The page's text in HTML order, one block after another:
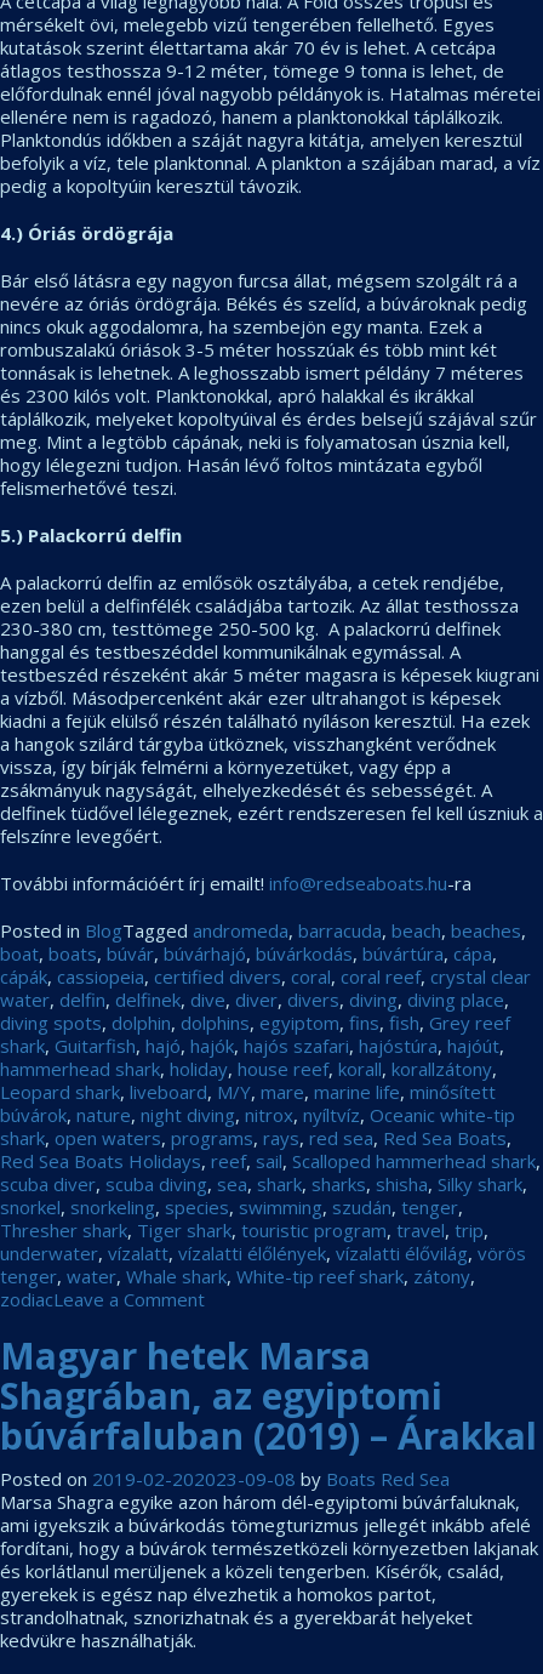
mérsékelt övi, melegebb vizű tengerében fellelhető. Egyes
kutatások szerint élettartama akár 70 év is lehet. A cetcápa
átlagos testhossza 9-12 méter, tömege 9 tonna is lehet, de
előfordulnak ennél jóval nagyobb példányok is. Hatalmas méretei
ellenére nem is ragadozó, hanem a planktonokkal táplálkozik.
Planktondús időkben a száját nagyra kitátja, amelyen keresztül
befolyik a víz, tele planktonnal. A plankton a szájában marad, a víz
pedig a kopoltyúin keresztül távozik.
4.) Óriás ördögrája
Bár első látásra egy nagyon furcsa állat, mégsem szolgált rá a
nevére az óriás ördögrája. Békés és szelíd, a búvároknak pedig
nincs okuk aggodalomra, ha szembejön egy manta. Ezek a
rombuszalakú óriások 3-5 méter hosszúak és több mint két
tonnásak is lehetnek. A leghosszabb ismert példány 7 méteres
és 2300 kilós volt. Planktonokkal, apró halakkal és ikrákkal
táplálkozik, melyeket kopoltyúival és érdes belsejű szájával szűr
meg. Mint a legtöbb cápának, neki is folyamatosan úsznia kell,
hogy lélegezni tudjon. Hasán lévő foltos mintázata egyből
felismerhetővé teszi.
5.) Palackorrú delfin
A palackorrú delfin az emlősök osztályába, a cetek rendjébe,
ezen belül a delfinfélék családjába tartozik. Az állat testhossza
230-380 cm, testtömege 250-500 kg. A palackorrú delfinek
hanggal és testbeszéddel kommunikálnak egymással. A
testbeszéd részeként akár 5 méter magasra is képesek kiugrani
a vízből. Másodpercenként akár ezer ultrahangot is képesek
kiadni a fejük elülső részén található nyíláson keresztül. Ha ezek
a hangok szilárd tárgyba ütköznek, visszhangként verődnek
vissza, így bírják felmérni a környezetüket, vagy épp a
zsákmányuk nagyságát, elhelyezkedését és sebességét. A
delfinek tüdővel lélegeznek, ezért rendszeresen fel kell úszniuk a
felszínre levegőért.
További információért írj emailt! info@redseaboats.hu-ra
Posted in BlogTagged andromeda, barracuda, beach, beaches,
boat, boats, búvár, búvárhajó, búvárkodás, búvártúra, cápa,
cápák, cassiopeia, certified divers, coral, coral reef, crystal clear
water, delfin, delfinek, dive, diver, divers, diving, diving place,
diving spots, dolphin, dolphins, egyiptom, fins, fish, Grey reef
shark, Guitarfish, hajó, hajók, hajós szafari, hajóstúra, hajóút,
hammerhead shark, holiday, house reef, korall, korallzátony,
Leopard shark, liveboard, M/Y, mare, marine life, minősített
búvárok, nature, night diving, nitrox, nyíltvíz, Oceanic white-tip
shark, open waters, programs, rays, red sea, Red Sea Boats,
Red Sea Boats Holidays, reef, sail, Scalloped hammerhead shark,
scuba diver, scuba diving, sea, shark, sharks, shisha, Silky shark,
snorkel, snorkeling, species, swimming, szudán, tenger,
Thresher shark, Tiger shark, touristic program, travel, trip,
underwater, vízalatt, vízalatti élőlények, vízalatti élővilág, vörös
tenger, water, Whale shark, White-tip reef shark, zátony,
zodiacLeave a Commenton
5
Vízi
Óriása
2019
Magyar hetek Marsa
Shagrában, az egyiptomi
búvárfaluban (2019) – Árakkal
Posted on 2019-02-202023-09-08 by Boats Red Sea
Marsa Shagra egyike azon három dél-egyiptomi búvárfaluknak,
ami igyekszik a búvárkodás tömegturizmus jellegét inkább afelé
fordítani, hogy a búvárok természetközeli környezetben lakjanak
és korlátlanul merüljenek a közeli tengerben. Kísérők, család,
gyerekek is egész nap élvezhetik a homokos partot,
strandolhatnak, sznorizhatnak és a gyerekbarát helyeket
kedvükre használhatják.